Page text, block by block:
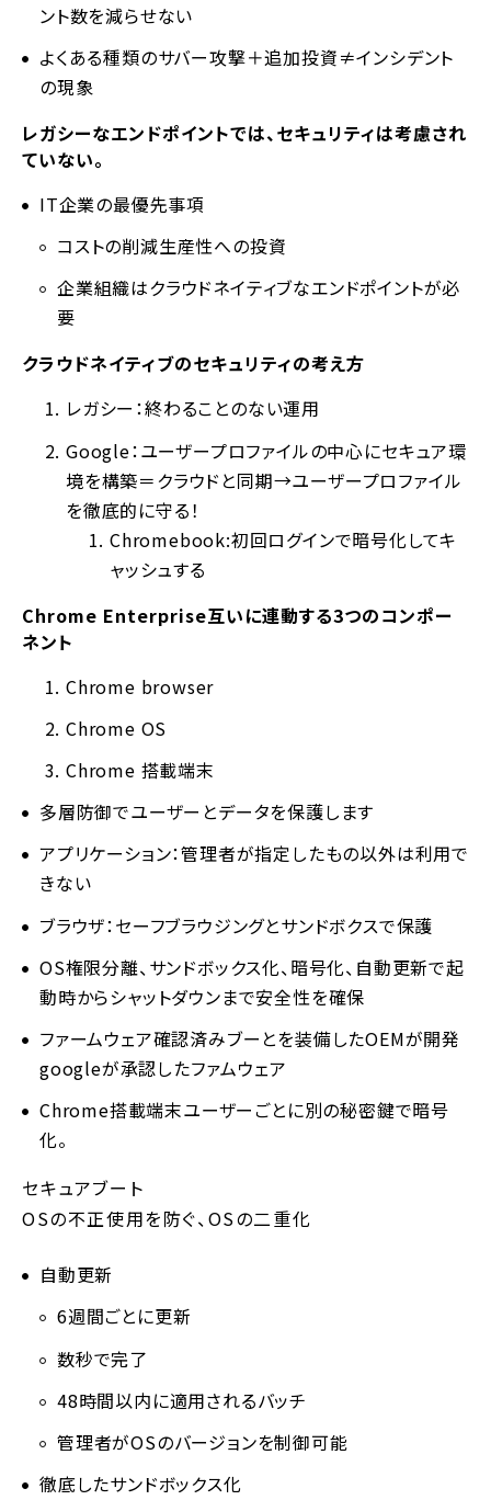
ント数を減らせない
よくある種類のサバー攻撃＋追加投資≠インシデント
の現象
レガシーなエンドポイントでは、セキュリティは考慮され
ていない。
IT企業の最優先事項
コストの削減生産性への投資
企業組織はクラウドネイティブなエンドポイントが必
要
クラウドネイティブのセキュリティの考え方
レガシー：終わることのない運用
Google：ユーザープロファイルの中心にセキュア環
境を構築＝クラウドと同期→ユーザープロファイル
を徹底的に守る！
Chromebook:初回ログインで暗号化してキ
ャッシュする
Chrome Enterprise互いに連動する3つのコンポー
ネント
Chrome browser
Chrome OS
Chrome 搭載端末
多層防御でユーザーとデータを保護します
アプリケーション：管理者が指定したもの以外は利用で
きない
ブラウザ：セーフブラウジングとサンドボクスで保護
OS権限分離、サンドボックス化、暗号化、自動更新で起
動時からシャットダウンまで安全性を確保
ファームウェア確認済みブーとを装備したOEMが開発
googleが承認したファムウェア
Chrome搭載端末ユーザーごとに別の秘密鍵で暗号
化。
セキュアブート
OSの不正使用を防ぐ、OSの二重化
自動更新
6週間ごとに更新
数秒で完了
48時間以内に適用されるバッチ
管理者がOSのバージョンを制御可能
徹底したサンドボックス化